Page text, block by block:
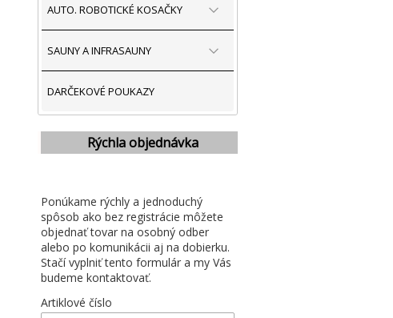
AUTO. ROBOTICKÉ KOSAČKY
SAUNY A INFRASAUNY
DARČEKOVÉ POUKAZY
Rýchla objednávka
Ponúkame rýchly a jednoduchý
spôsob ako bez registrácie môžete
objednať tovar na osobný odber
alebo po komunikácii aj na dobierku.
Stačí vyplniť tento formulár a my Vás
budeme kontaktovať.
Artiklové číslo